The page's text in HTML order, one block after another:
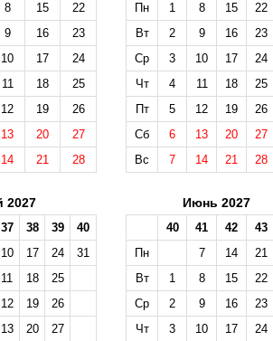
8 15
22
9 16
23
10 17
24
11 18
25
12 19
26
13 20
27
14 21 28
Пн
1 8 15 22
Вт
2 9 16 23
Ср
3 10 17 24
Чт
4 11 18
25
Пт
5 12 19
26
Сб
6 13 20
27
Вс
7 14 21 28
2027
37 38 39
40
10 17 24
31
11 18
25
12 19
26
13 20 27
Июнь 2027
40 41 42 43
Пн
7 14 21
Вт
1 8 15 22
Ср
2 9 16 23
Чт
3 10 17 24